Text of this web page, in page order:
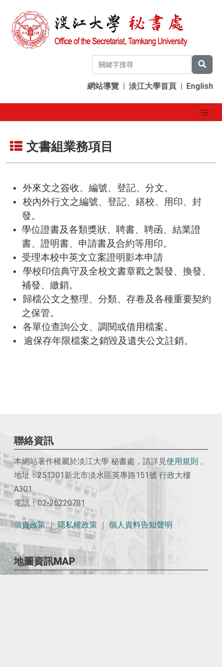
網站導覽 | 淡江大學首頁 | English
文書組業務項目
外來文之簽收、編號、登記、分文。
校內外行文之編號、登記、繕校、用印、封
發。
學位證書及各類獎狀、聘書、聘函、結業證
書、證明書、申請書及合約等用印。
受理本校中英文立案證明影本申請
學校印信典守及全校文書章戳之製發、換發、
補發、繳銷。
歸檔公文之整理、分類、存卷及各種重要契約
之保管。
各單位查詢公文、調閱或借用檔案。
逾保存年限檔案之銷毀及遺失公文註銷。
聯絡資訊
本網站著作權屬於淡江大學 秘書處，請詳見使用 規則 。
地址：251301新北市淡水區英專路151號 行政大樓
A301
電話：02-26220781
個資政策｜ 隱私權政策 個人資料告知聲明
地圖資訊MAP